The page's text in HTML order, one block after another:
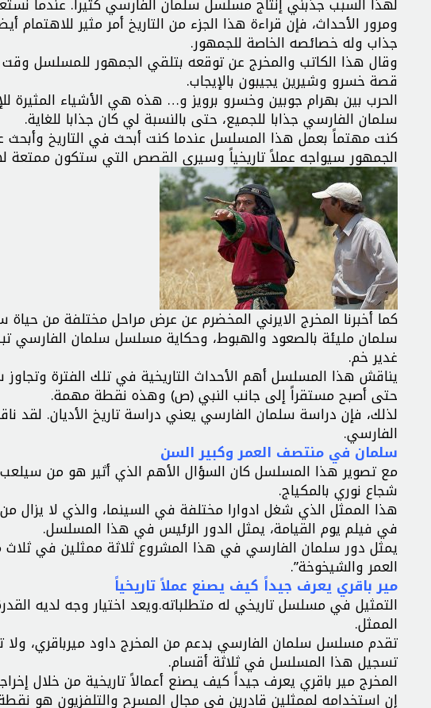
ومرور الأحداث، فإن قراءة هذا الجزء من التاريخ أمر مثير للاهتمام
جذاب وله خصائصه الخاصة للجمهور.
وقال هذا الكاتب والمخرج عن توقعه بتلقي الجمهور للمسلسل وقت
قصة خسرو وشيرين يجيبون بالإيجاب.
الحرب بين بهرام جوبين وخسرو برويز و… هذه هي الأشياء المثيرة
سلمان الفارسي جذابا للجميع، حتى بالنسبة لي كان جذابا للغاية.
كنت مهتماً بعمل هذا المسلسل عندما كنت أبحث في التاريخ
الجمهور سيواجه عملاً تاريخياً وسيرى القصص التي ستكون ممتعة
كما أخبرنا المخرج الايرني المخضرم عن عرض مراحل مختلفة من حياة
سلمان مليئة بالصعود والهبوط، وحكاية مسلسل سلمان الفارسي
غدير خم.
يناقش هذا المسلسل أهم الأحداث التاريخية في تلك الفترة
حتى أصبح مستقراً إلى جانب النبي (ص) وهذه نقطة مهمة.
لذلك، فإن دراسة سلمان الفارسي يعني دراسة تاريخ الأديان.
الفارسي.
سلمان في منتصف العمر وكبير السن
مع تصوير هذا المسلسل كان السؤال الأهم الذي أثير هو من
شجاع نوري بالمكياج.
هذا الممثل الذي شغل ادوارا مختلفة في السينما، والذي لا يزال
في فيلم يوم القيامة، يمثل الدور الرئيس في هذا المسلسل.
يمثل دور سلمان الفارسي في هذا المشروع ثلاثة ممثلين في ثلاث
العمر والشيخوخة”.
مير باقري يعرف جيداً كيف يصنع عملاً تاريخياً
التمثيل في مسلسل تاريخي له متطلباته.ويعد اختيار وجه لديه
الممثل.
تقدم مسلسل سلمان الفارسي بدعم من المخرج داود ميرباقري، ولا
تسجيل هذا المسلسل في ثلاثة أقسام.
المخرج مير باقري يعرف جيداً كيف يصنع أعمالاً تاريخية من خلال
إن استخدامه لممثلين قادرين في مجال المسرح والتلفزيون هو